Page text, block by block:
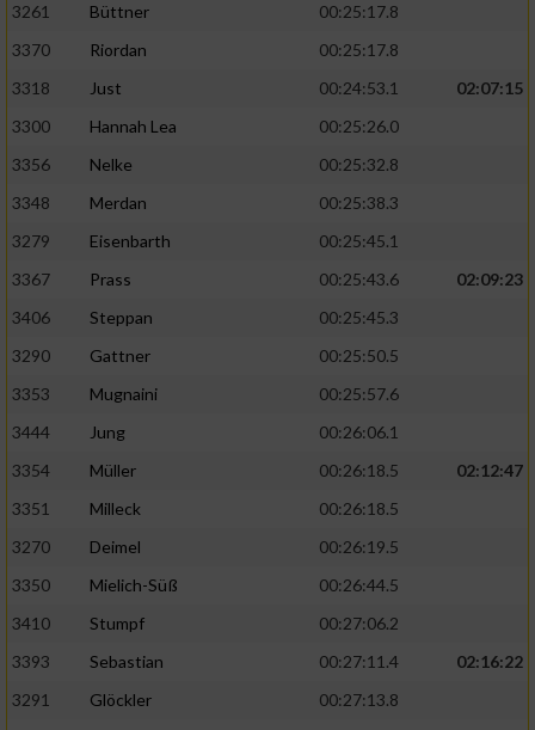
3261
Büttner
00:25:17.8
3370
Riordan
00:25:17.8
3318
Just 00:24:53.1
02:07:15
3300
Hannah Lea
00:25:26.0
3356
Nelke
00:25:32.8
3348
Merdan
00:25:38.3
3279
Eisenbarth
00:25:45.1
3367
Prass 00:25:43.6
02:09:23
3406
Steppan
00:25:45.3
3290
Gattner
00:25:50.5
3353
Mugnaini
00:25:57.6
3444
Jung
00:26:06.1
3354
Müller 00:26:18.5
02:12:47
3351
Milleck
00:26:18.5
3270
Deimel
00:26:19.5
3350
Mielich-Süß
00:26:44.5
3410
Stumpf
00:27:06.2
3393
Sebastian 00:27:11.4
02:16:22
3291
Glöckler
00:27:13.8